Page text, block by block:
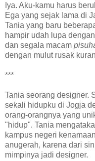
Iya. Aku-kamu harus
Ega yang sejak lama di
Tania yang baru
hampir udah lupa dengan
dan segala macam
dengan mulut rusak
***
Tania seorang designer.
sekali hidupku di Jogja
orang-orangnya yang
"hidup". Tania
kampus negeri
anugerah, karena dari
mimpinya jadi designer.